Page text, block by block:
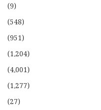
(9)
(548)
(951)
(1،204)
(4،001)
(1،277)
(27)